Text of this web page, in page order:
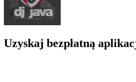
Uzyskaj bezpłatną